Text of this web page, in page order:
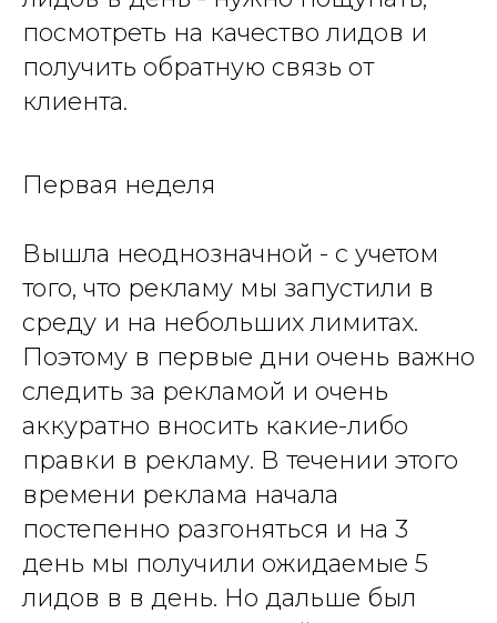
посмотреть на качество лидов и
получить обратную связь от
клиента.
Первая неделя
Вышла неоднозначной - с учетом
того, что рекламу мы запустили в
среду и на небольших лимитах.
Поэтому в первые дни очень важно
следить за рекламой и очень
аккуратно вносить какие-либо
правки в рекламу. В течении этого
времени реклама начала
постепенно разгоняться и на 3
день мы получили ожидаемые 5
лидов в в день. Но дальше был